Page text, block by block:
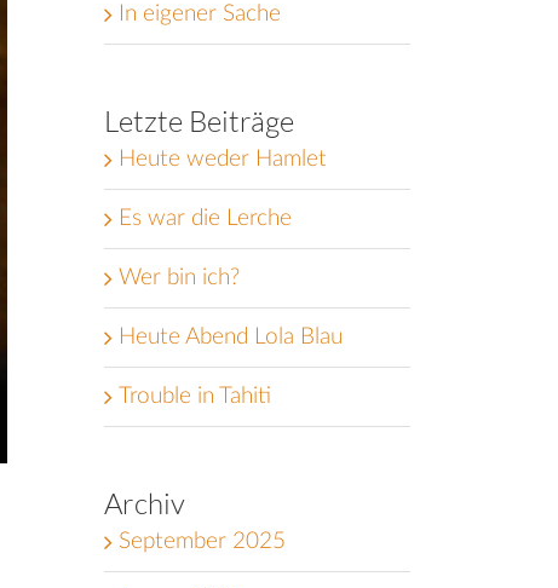
In eigener Sache
Letzte Beiträge
Heute weder Hamlet
Es war die Lerche
Wer bin ich?
Heute Abend Lola Blau
Trouble in Tahiti
Archiv
September 2025